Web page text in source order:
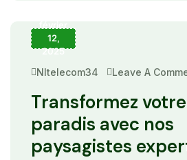
12,
2025
Nltelecom34 Leave A
On
Jardin
Paradis
Avec
Nos
Paysagistes
Transformez
paradis avec nos
paysagistes